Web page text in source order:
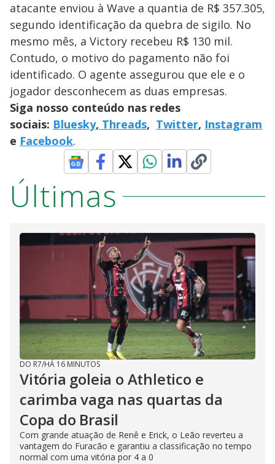
atacante enviou à Wave a quantia de R$ 357.305,
segundo identificação da quebra de sigilo. No
mesmo mês, a Victory recebeu R$ 130 mil.
Contudo, o motivo do pagamento não foi
identificado. O agente assegurou que ele e o
jogador desconhecem as duas empresas.
Siga nosso conteúdo nas redes
sociais: Bluesky, Threads, Twitter, Instagram
e Facebook.
Últimas
DO R7/HÁ 16 MINUTOS
Vitória goleia o Athletico e
carimba vaga nas quartas da
Copa do Brasil
Com grande atuação de Renê e Erick, o Leão reverteu a
vantagem do Furacão e garantiu a classificação no tempo
normal com uma vitória por 4 a 0